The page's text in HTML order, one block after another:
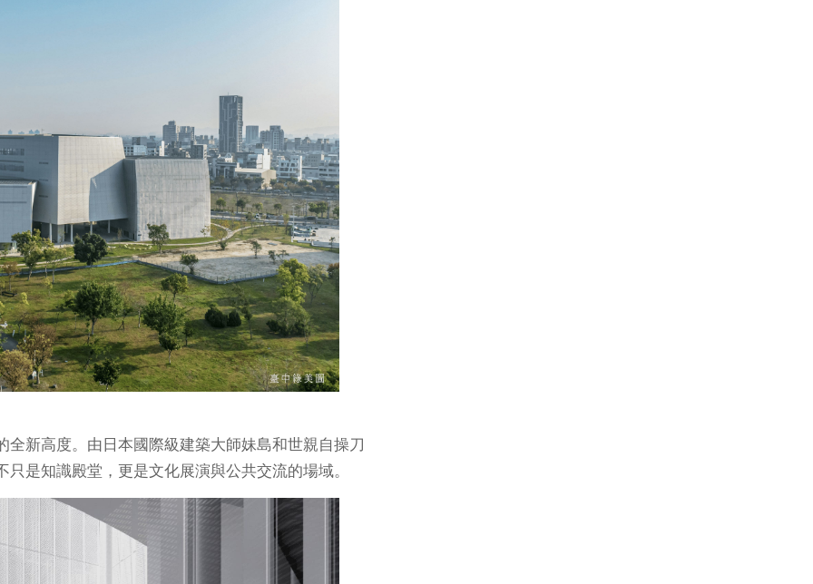
新高度。由日本國際級建築大師妹島和世親自操刀
是知識殿堂，更是文化展演與公共交流的場域。